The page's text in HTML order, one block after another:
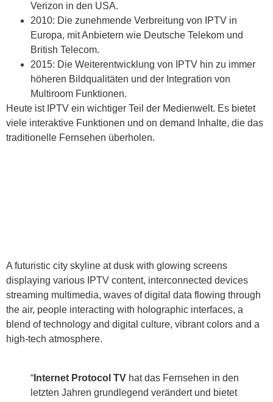
Verizon in den USA.
2010: Die zunehmende Verbreitung von IPTV in
Europa, mit Anbietern wie Deutsche Telekom und
British Telecom.
2015: Die Weiterentwicklung von IPTV hin zu immer
höheren Bildqualitäten und der Integration von
Multiroom Funktionen.
Heute ist IPTV ein wichtiger Teil der Medienwelt. Es bietet
viele interaktive Funktionen und on demand Inhalte, die das
traditionelle Fernsehen überholen.
A futuristic city skyline at dusk with glowing screens
displaying various IPTV content, interconnected devices
streaming multimedia, waves of digital data flowing through
the air, people interacting with holographic interfaces, a
blend of technology and digital culture, vibrant colors and a
high-tech atmosphere.
“ Internet Protocol TV hat das Fernsehen in den
letzten Jahren grundlegend verändert und bietet